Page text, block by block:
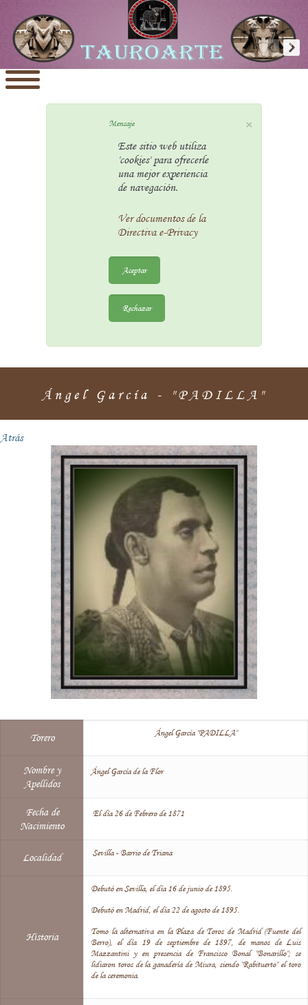
×
Mensaje
Este sitio web utiliza
'cookies' para ofrecerle
una mejor experiencia
de navegación.
Ver documentos de la
Directiva e-Privacy
Aceptar
Rechazar
Ángel García - "PADILLA"
Atrás
Torero Ángel García "PADILLA"
Nombre y
Apellidos
Ángel García de la Flor
Fecha de
Nacimiento
El día 26 de Febrero de 1871
Localidad Sevilla - Barrio de Triana
Historia
Debutó en Sevilla, el día 16 de junio de 1895.
Debutó en Madrid, el día 22 de agosto de 1895.
Tomo la alternativa en la Plaza de Toros de Madrid (Fuente del
Berro), el día 19 de septiembre de 1897, de manos de Luis
Mazzantini y en presencia de Francisco Bonal "Bonarillo"; se
lidiaron toros de la ganadería de Miura, siendo "Rabituerto" el toro
de la ceremonia.